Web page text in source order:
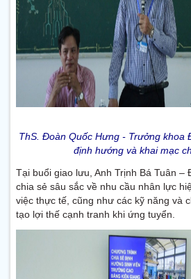
ThS. Đoàn Quốc Hưng - Trưởng khoa
định hướng và khai mạc
Tại buổi giao lưu, Anh Trịnh Bá Tuân –
chia sẻ sâu sắc về nhu cầu nhân lực
việc thực tế, cũng như các kỹ năng và
tạo lợi thế cạnh tranh khi ứng tuyển.